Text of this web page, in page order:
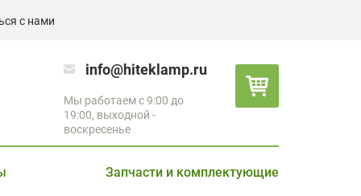
с нами
info@hiteklamp.ru
Мы работаем с 9:00 до
19:00, выходной -
воскресенье
Запчасти и комплектующие